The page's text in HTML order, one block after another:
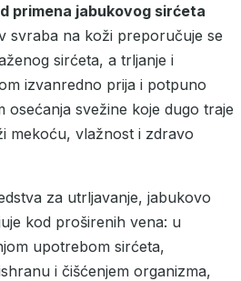
primena jabukovog sirćeta
svraba na koži preporučuje se
sirćeta, a trljanje i
izvanredno prija i potpuno
osećanja svežine koje dugo traje
mekoću, vlažnost i zdravo
za utrljavanje, jabukovo
kod proširenih vena: u
upotrebom sirćeta,
i čišćenjem organizma,